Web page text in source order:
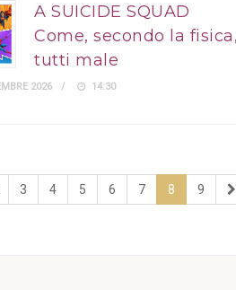
A SUICIDE SQUAD
Come, secondo la
tutti male
2026 14:30
3 4 5 6 7 8 9